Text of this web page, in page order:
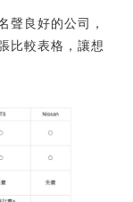
聲良好的公司，
比較表格，讓想